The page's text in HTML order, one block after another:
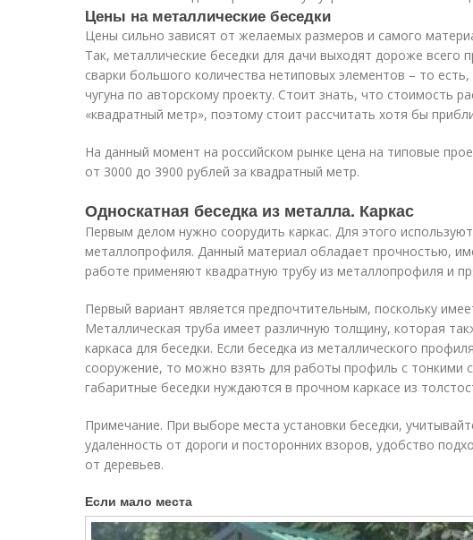
Цены на металлические беседки
Цены сильно зависят от желаемых размеров и самого
Так, металлические беседки для дачи выходят дороже всего
сварки большого количества нетиповых элементов – то
чугуна по авторскому проекту. Стоит знать, что стоимость
«квадратный метр», поэтому стоит рассчитать хотя бы
На данный момент на российском рынке цена на типовые
от 3000 до 3900 рублей за квадратный метр.
Односкатная беседка из металла. Каркас
Первым делом нужно соорудить каркас. Для этого
металлопрофиля. Данный материал обладает прочностью,
работе применяют квадратную трубу из металлопрофиля и
Первый вариант является предпочтительным, поскольку
Металлическая труба имеет различную толщину, которая
каркаса для беседки. Если беседка из металлического
сооружение, то можно взять для работы профиль с тонкими
габаритные беседки нуждаются в прочном каркасе из
Примечание. При выборе места установки беседки,
удаленность от дороги и посторонних взоров, удобство
от деревьев.
Если мало места